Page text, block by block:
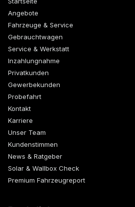
Angebote
Fahrzeuge & Service
Gebrauchtwagen
Service & Werkstatt
Inzahlungnahme
Privatkunden
Gewerbekunden
Probefahrt
Kontakt
Karriere
Unser Team
Kundenstimmen
News & Ratgeber
Solar & Wallbox Check
Premium Fahrzeugreport